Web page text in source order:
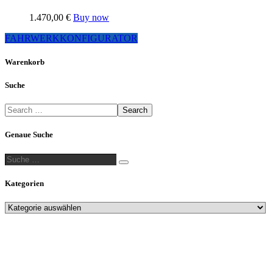
1.470,00 € Buy now
FAHRWERKKONFIGURATOR
Warenkorb
Suche
Search
Genaue Suche
Suche
Suche
Kategorien